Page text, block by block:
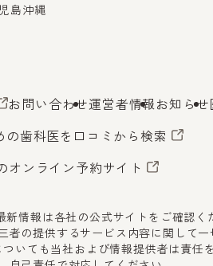
島沖縄
お問い合わせ運営者情報お知らせ
の歯科医を口コミから検索
オンライン予約サイト
情報は各社の公式サイトをご確認く
の提供するサービス内容に関して一
いても当社および情報提供者は責任